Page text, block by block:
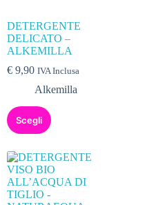
DETERGENTE
DELICATO –
ALKEMILLA
€ 9,90 IVA Inclusa
Alkemilla
Scegli